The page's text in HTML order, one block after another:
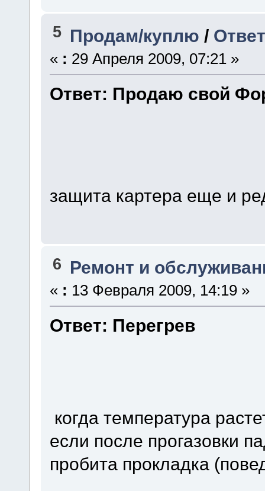
5 Продам/куплю /
« : 29 Апреля 2009, 07:21 »
Ответ: Продаю свой
защита картера еще и
6 Ремонт и
« : 13 Февраля 2009, 14:19 »
Ответ: Перегрев
когда температура
если после прогазовки
пробита прокладка